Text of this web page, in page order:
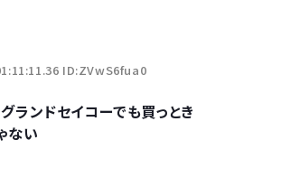
ID:ZVwS6fua0
ランドセイコーでも買っとき
ない